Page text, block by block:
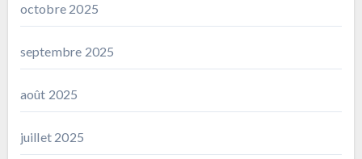
octobre 2025
septembre 2025
août 2025
juillet 2025